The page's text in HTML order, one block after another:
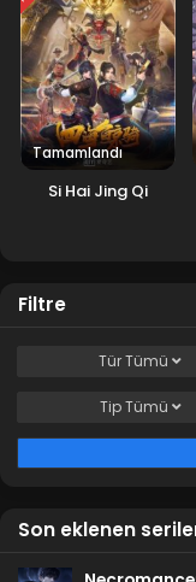
Tamamlandı
Si Hai Jing Qi
Filtre
TürTümü
TipTümü
Son eklenen